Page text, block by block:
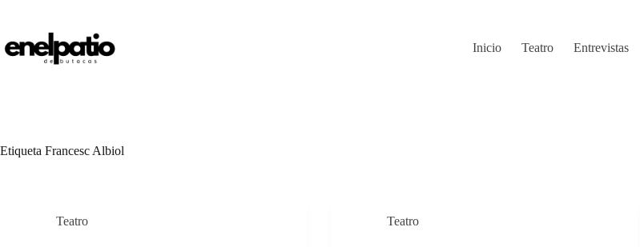
contenido
Inicio
Teatro Entrevistas
Etiqueta Francesc Albiol
Teatro Teatro